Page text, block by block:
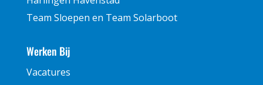
Team Sloepen en Team Solarboot
Werken Bij
Vacatures